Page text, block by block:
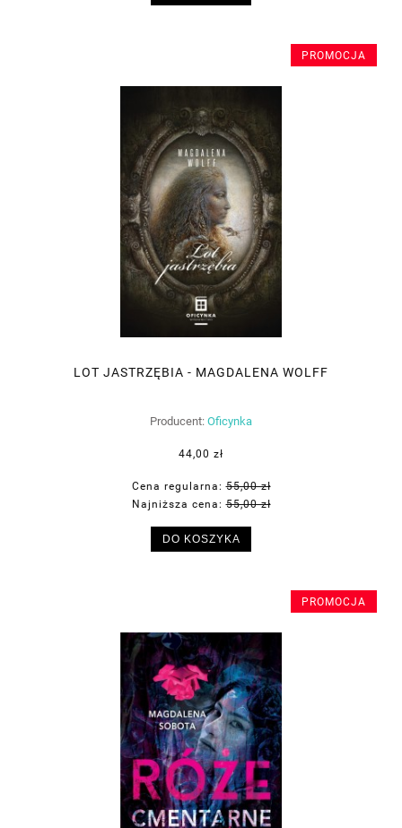
LOT JASTRZĘBIA - MAGDALENA WOLFF
Producent: Oficynka
44,00 zł
Cena regularna:55,00 zł
Najniższa cena:55,00 zł
DO KOSZYKA
PROMOCJA
PROMOCJA